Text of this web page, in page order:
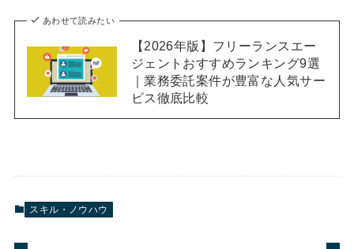
あわせて読みたい
【2026年版】フリーランスエー
ジェントおすすめランキング9選
｜業務委託案件が豊富な人気サー
ビス徹底比較
スキル・ノウハウ